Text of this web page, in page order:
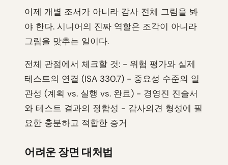
이제 개별 조서가 아니라 감사 전체 그림을 봐
야 한다. 시니어의 진짜 역할은 조각이 아니라
그림을 맞추는 일이다.
전체 관점에서 체크할 것: - 위험 평가와 실제
테스트의 연결 (ISA 330.7) - 중요성 수준의 일
관성 (계획 vs. 실행 vs. 완료) - 경영진 진술서
와 테스트 결과의 정합성 - 감사의견 형성에 필
요한 충분하고 적합한 증거
어려운 장면 대처법